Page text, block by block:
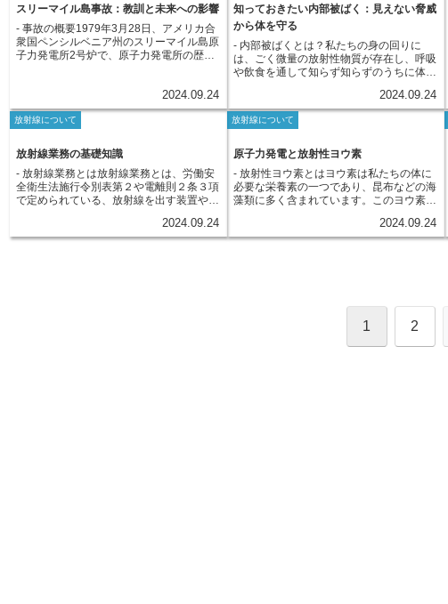
ができます。ホットラボは、原子力研究の
進歩に欠かせない施設であり、新しいエネ
ルギー源の開発や医療分野への応用など、
様々な分野に貢献しています。
けることになりかねません。ホットパーテ
ィクルによる健康への影響は、粒子の大き
どによって異なり、まだ解明されていない
部分も多くあります。そのため、私たち
は、目に見えないからこそ、ホットパーテ
ィクルの危険性について正しく理解し、日
頃から注意を払いくことが重要です。
くるような、この部屋では、特殊なロボッ
トアームやカメラなどを遠隔操作し、物質
の移動や実験などを行います。部屋の内部
は、放射線の影響を受けないように、常に
監視され、厳重に管理されています。ホッ
放射性物質を取り扱う様々な場所で利用さ
れています。放射性物質の研究開発や、原
子炉の運転・保守など、人が直接触れるこ
とが難しい作業を行う上で、無くてはなら
使用します。一般的なポンプでは、回転を
伝えるために軸とポンプ部の間に隙間が必
要ですが、キャンドローターポンプにはそ
の隙間がありません。そのため、液漏れの
リスクが非常に低く、放射性物質を含む液
体を扱う原子力発電所などで広く採用され
ています。また、軸を介さずに回転を伝え
るため、振動や騒音が少なく、静粛性が高
いことも特徴です。さらに、シンプルな構
造であるため、小型化・軽量化が可能で、
て挙げられます。一方で、回転部分を作動
液に浸す構造上、粘性の高い液体には適さ
ないという側面もあります。このように、
キャンドローターポンプは、原子力発電所
をはじめ、高い信頼性と安全性が求められ
る現場で活躍する、特殊なポンプと言えま
す。
スリーマイル島事故：教訓と未来への影響
- 事故の概要1979年3月28日、アメリカ合
衆国ペンシルベニア州のスリーマイル島原
子力発電所2号炉で、原子力発電所の歴史
端を発し、炉心の一部が溶融する炉心溶融
に至るという、危機的な状況となりまし
た。 事故の背景には、設計上の問題点と
とが、後の調査によって明らかになってい
ます。事故当日、原子炉内の冷却水の循環
が何らかの原因で停止し、蒸気発生器への
熱供給が途絶えました。 この影響で原子
炉内の圧力と温度が急上昇し、自動的に原
子炉が緊急停止する事態となりました。
しかし、緊急時に作動するはずの冷却シス
テムにも不具合が発生し、事態はさらに悪
2024.09.24
知っておきたい内部被ばく：見えない脅威
から体を守る
- 内部被ばくとは？私たちの身の回りに
は、ごく微量の放射性物質が存在し、呼吸
や飲食を通して知らず知らずのうちに体内
く」と呼びます。 放射性物質を含む空気
を吸い込んだり、汚染された水や食べ物を
口にすることで、体内へと放射性物質が入
性物質は、種類によって留まりやすい場所
が異なります。例えば、ヨウ素は喉の下に
ある甲状腺に集まりやすく、ストロンチウ
ムは骨に蓄積する性質を持っています。
セシウムの場合は、体の動きを司る筋肉に
約8割、骨に数％、そして残りは肝臓など
影響を理解し、適切な対策を講じることが
2024.09.24
放射線について
放射線業務の基礎知識
- 放射線業務とは放射線業務とは、労働安
全衛生法施行令別表第２や電離則２条３項
で定められている、放射線を出す装置や放
す。私たちの身近なところでは、病院で行
われるレントゲン撮影が挙げられます。レ
2024.09.24
放射線について
原子力発電と放射性ヨウ素
- 放射性ヨウ素とはヨウ素は私たちの体に
必要な栄養素の一つであり、昆布などの海
藻類に多く含まれています。このヨウ素に
性ヨウ素があります。自然界に存在するヨ
ウ素のほとんどは原子量127の「ヨウ素
射性ヨウ素です。放射性ヨウ素には様々な
種類がありますが、原子力発電所などで発
生する主な放射性ヨウ素は、「ヨウ素
131」、「ヨウ素133」、「ヨウ素135」
2024.09.24
1 2